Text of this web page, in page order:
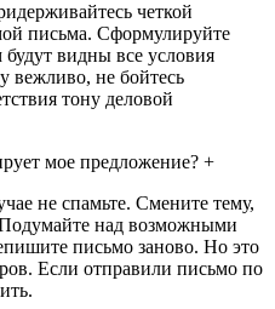
четкой
письма. Сформулируйте
видны все условия
вежливо, не бойтесь
тону деловой
мое предложение? +
не спамьте. Смените тему,
Подумайте над возможными
письмо заново. Но это
Если отправили письмо по